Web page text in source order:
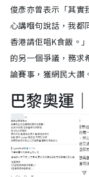
俊彥亦曾表示「其
心講嗰句說話，我都
香港請佢唱K食飯。
的另一個爭議，務求
論賽事，獲網民大讚
巴黎奧運